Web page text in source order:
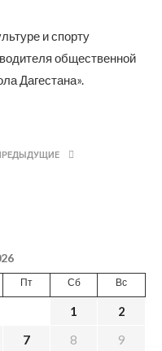
и спорту
общественной
Дагестана».
Пт Сб Вс
1
2
7 8
9